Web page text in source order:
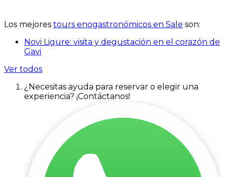
Los mejores tours enogastronómicos en Sale son:
Novi Ligure: visita y degustación en el corazón de
Gavi
Ver todos
¿Necesitas ayuda para reservar o elegir una
experiencia? ¡Contáctanos!